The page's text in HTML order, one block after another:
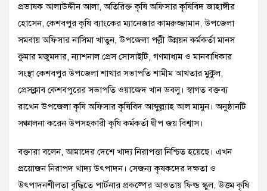
প্রভাষক আলাউদ্দীন আলা, অতিরিক্ত কৃষি অফিসার কৃষিবিদ জাহাঙ্গীর
হোসেন, কেশবপুর কৃষি ব্যাংকের ম্যানেজার কামরুজ্জামান, উপজেলা
সমবায় অফিসার নাসিমা খাতুন, উপজেলা পল্লী উন্নয়ন কর্মকর্তা মানস
কুমার মজুমদার, ন্যাশনাল প্রেস সোসাইটি, গণমাধ্যম ও মানবাধিকার
সংস্থা কেশবপুর উপজেলা শাখার সভাপতি শামীম আখতার মুকুল,
প্রেসক্লাব কেশবপুরের সভাপতি ওয়াজেদ খান ডবলু। স্বাগত বক্তব্য
রাখেন উপজেলা কৃষি অফিসার কৃষিবিদ আব্দুল্ল্যাহ আল মামুন। অনুষ্ঠানটি
সঞ্চালনা করেন উপসহকারী কৃষি কর্মকর্তা দ্বীপ জয় বিশ্বাস।
বক্তারা বলেন, আমাদের দেশে খাদ্য নিরাপত্তা নিশ্চিত হয়েছে। এখন
প্রয়োজন নিরাপদ খাদ্য উৎপাদন। সেজন্য কৃষকদের দক্ষতা ও
উৎপাদনশীলতা বৃদ্ধিতে পার্টনার প্রকল্পের আওতায় ফিল্ড স্কুল, উত্তম কৃষি